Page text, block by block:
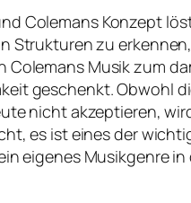
Colemans Konzept
Strukturen zu
Colemans Musik zum
geschenkt. Obwohl
nicht akzeptieren,
es ist eines der
eigenes Musikgenre